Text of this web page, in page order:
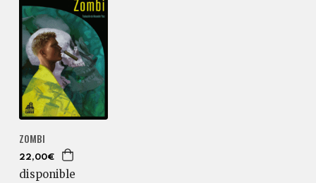
ZOMBI
22,00€
disponible